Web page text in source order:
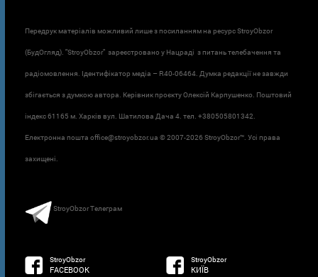
Передрук матеріалів можливий лише з посиланням на ресурс StroyObzor
(БудОгляд). "StroyObzor" зареєстровано у Нацраді з питань телебачення та
радіомовлення. Ідентифікатор медіа – R40-06464. Думка редакції не завжди
збігається з думкою автора. Керівник проєкту Олексій Карпушенко. Поштовий
індекс 61165 м. Харків вул. Шатилова Дача 4. тел. +380505801342.
Електронна пошта office@stroyobzor.ua © 2007-2026 StroyObzor™. Усі права
захищені.
StroyObzor Телеграм
StroyObzor
FACEBOOK
StroyObzor
КИЇВ